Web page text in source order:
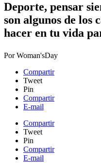
​Deporte, pensar
son algunos de los
hacer en tu vida
PorWoman'sDay
Compartir
Tweet
Pin
Compartir
E-mail
Compartir
Tweet
Pin
Compartir
E-mail